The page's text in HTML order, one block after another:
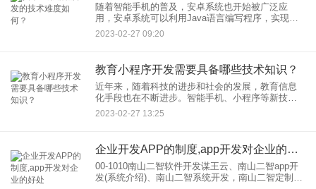
随着智能手机的普及，安卓系统也开始被广泛应
用，安卓系统可以利用Java语言编写程序，实现复
杂功能，但安卓系统开发依然有很多人对其一无所
知，那么安卓编程开发又是怎么回事呢？
2023-02-27 09:20
教育小程序开发需要具备哪些技术知识？
近年来，随着科技的进步和社会的发展，教育信息
化手段也在不断进步。智能手机、小程序等新技术
的出现，为教育改革提供了一种全新的方式，也使
得小程序开发成为当下的发展热点。那么，教育小
2023-02-27 13:25
企业开发APP的制度,app开发对企业的好处
00-1010南山二智软件开发谋王云、南山二智app开
发(系统介绍)、南山二智系统开发，南山二智定制开